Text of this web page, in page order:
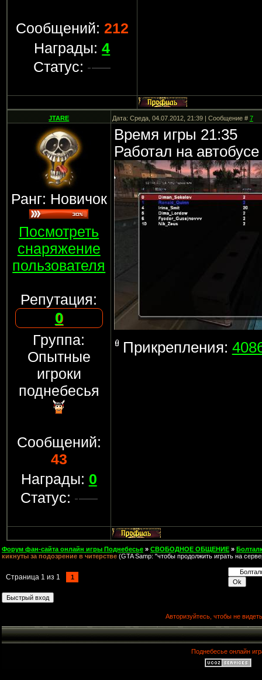
Сообщений: 212
Награды:4
Статус:
JTARE Дата: Среда, 04.07.2012, 21:39 | Сообщение #7
Ранг: Новичок
Посмотреть
снаряжение
пользователя
Репутация:
0
Группа:
Опытные
игроки
поднебесья
Сообщений:
43
Награды: 0
Статус:
Время игры 21:35
Работал на
Прикрепления:
Форум фан-сайта онлайн игры Поднебесье » СВОБОДНОЕ ОБЩЕНИЕ »
кикнуты за подозрение в читерстве (GTA Samp: "чтобы продолжить играть на
Страница 1 из 1 1
Авторизуйтесь, чтобы не
Поднебесье онлайн